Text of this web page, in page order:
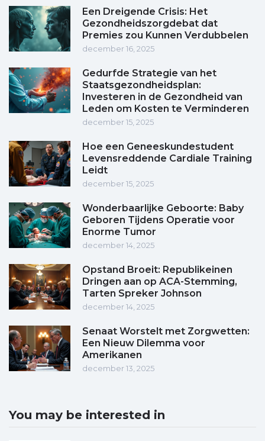
Een Dreigende Crisis: Het
Gezondheidszorgdebat dat
Premies zou Kunnen Verdubbelen
december 16, 2025
Gedurfde Strategie van het
Staatsgezondheidsplan:
Investeren in de Gezondheid van
Leden om Kosten te Verminderen
december 15, 2025
Hoe een Geneeskundestudent
Levensreddende Cardiale Training
Leidt
december 15, 2025
Wonderbaarlijke Geboorte: Baby
Geboren Tijdens Operatie voor
Enorme Tumor
december 14, 2025
Opstand Broeit: Republikeinen
Dringen aan op ACA-Stemming,
Tarten Spreker Johnson
december 14, 2025
Senaat Worstelt met Zorgwetten:
Een Nieuw Dilemma voor
Amerikanen
december 13, 2025
You may be interested in